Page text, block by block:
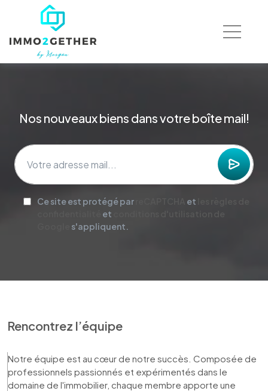
Nos nouveaux biens dans votre boîte mail!
Ce site est protégé par et
et
s'appliquent.
Rencontrez l’équipe
Notre équipe est au cœur de notre succès. Composée de
professionnels passionnés et expérimentés dans le
domaine de l'immobilier, chaque membre apporte une